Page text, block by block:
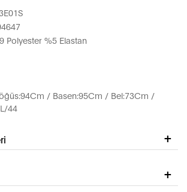
Polyester %5 Elastan
/ Basen:95Cm / Bel:73Cm /
44